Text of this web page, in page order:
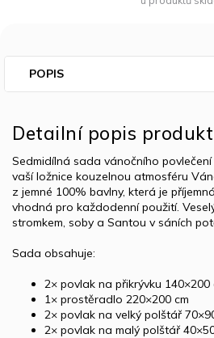
POPIS
Detailní popis
Sedmidílná sada vánočního
vaší ložnice kouzelnou atmosféru
z jemné 100% bavlny, která je
vhodná pro každodenní použití.
stromkem, soby a Santou v sáních
Sada obsahuje:
2× povlak na přikrývku 140×200
1× prostěradlo 220×200 cm
2× povlak na velký polštář
2× povlak na malý polštář